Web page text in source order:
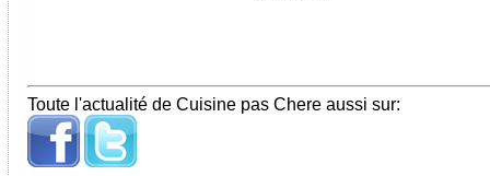
Toute l'actualité de Cuisine pas Chere aussi sur: